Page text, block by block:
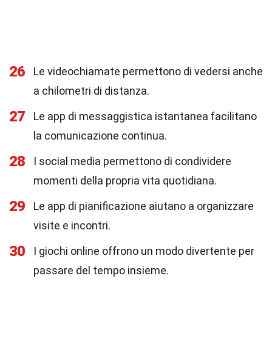
26
Le videochiamate permettono di vedersi anche
a chilometri di distanza.
27
Le app di messaggistica istantanea facilitano
la comunicazione continua.
28
I social media permettono di condividere
momenti della propria vita quotidiana.
29
Le app di pianificazione aiutano a organizzare
visite e incontri.
30
I giochi online offrono un modo divertente per
passare del tempo insieme.